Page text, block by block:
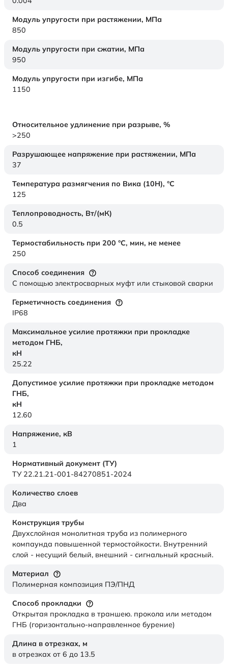
Модуль упругости при растяжении, МПа
850
Модуль упругости при сжатии, МПа
950
Модуль упругости при изгибе, МПа
1150
Относительное удлинение при разрыве, %
>250
Разрушающее напряжение при растяжении, МПа
37
Температура размягчения по Вика (10Н), °C
125
Теплопроводность, Вт/(мК)
0.5
Термостабильность при 200 °С, мин, не менее
250
Способ соединения
С помощью электросварных муфт или стыковой сварки
Герметичность соединения
IP68
Максимальное усилие протяжки при прокладке
методом ГНБ,
кН
25.22
Допустимое усилие протяжки при прокладке методом
ГНБ,
кН
12.60
Напряжение, кВ
1
Нормативный документ (ТУ)
ТУ 22.21.21-001-84270851-2024
Количество слоев
Два
Конструкция трубы
Двухслойная монолитная труба из полимерного
компаунда повышенной термостойкости. Внутренний
слой - несущий белый, внешний - сигнальный красный.
Материал
Полимерная композиция ПЭ/ПНД
Способ прокладки
Открытая прокладка в траншею. прокола или методом
ГНБ (горизонтально-направленное бурение)
Длина в отрезках, м
в отрезках от 6 до 13.5